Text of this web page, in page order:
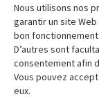
Ressources
Articles
Social
Media
Global
FR
Nous utilisons nos
garantir un site
bon
D’autres sont
consentement afin
Vous pouvez
eux.